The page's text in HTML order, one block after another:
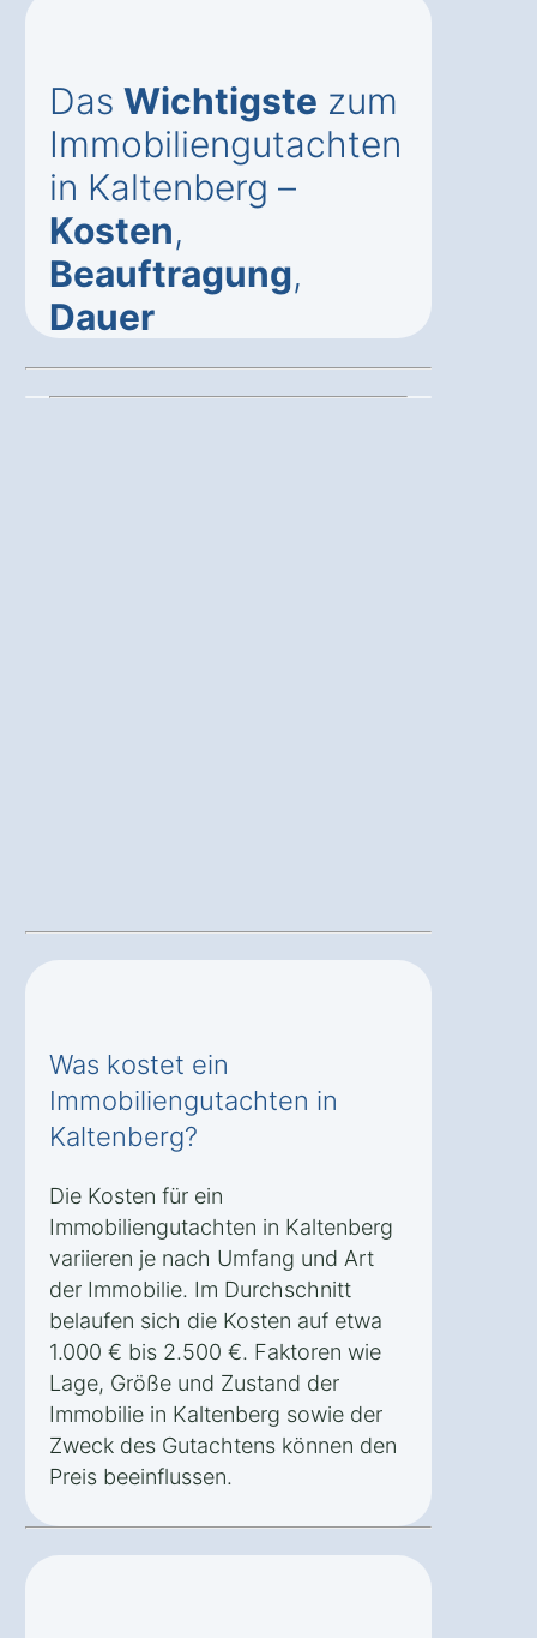
Das Wichtigste zum
Immobiliengutachten
in Kaltenberg –
Kosten,
Beauftragung,
Dauer
Was kostet ein
Immobiliengutachten in
Kaltenberg?
Die Kosten für ein
Immobiliengutachten in Kaltenberg
variieren je nach Umfang und Art
der Immobilie. Im Durchschnitt
belaufen sich die Kosten auf etwa
1.000 € bis 2.500 €. Faktoren wie
Lage, Größe und Zustand der
Immobilie in Kaltenberg sowie der
Zweck des Gutachtens können den
Preis beeinflussen.